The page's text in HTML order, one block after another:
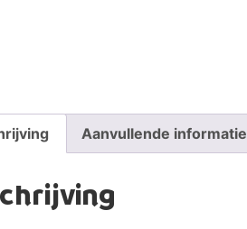
Aanvullende informatie